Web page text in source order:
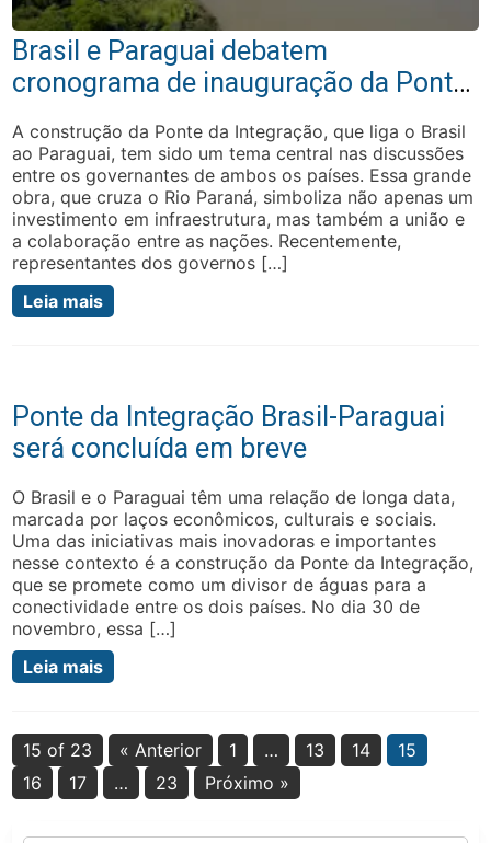
Brasil e Paraguai debatem
cronograma de inauguração da Ponte
A construção da Ponte da Integração, que liga o Brasil
ao Paraguai, tem sido um tema central nas discussões
entre os governantes de ambos os países. Essa grande
obra, que cruza o Rio Paraná, simboliza não apenas um
investimento em infraestrutura, mas também a união e
a colaboração entre as nações. Recentemente,
representantes dos governos […]
Leia mais
Ponte da Integração Brasil-Paraguai
será concluída em breve
O Brasil e o Paraguai têm uma relação de longa data,
marcada por laços econômicos, culturais e sociais.
Uma das iniciativas mais inovadoras e importantes
nesse contexto é a construção da Ponte da Integração,
que se promete como um divisor de águas para a
conectividade entre os dois países. No dia 30 de
novembro, essa […]
Leia mais
15 of 23 « Anterior 1 … 13 14
15
16
17 … 23 Próximo »